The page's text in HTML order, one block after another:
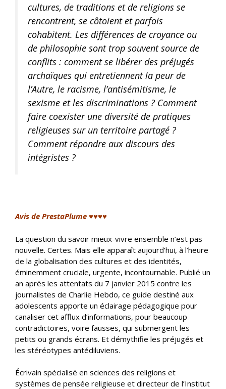
cultures, de traditions et de religions se
rencontrent, se côtoient et parfois
cohabitent. Les différences de croyance ou
de philosophie sont trop souvent source de
conflits : comment se libérer des préjugés
archaïques qui entretiennent la peur de
l’Autre, le racisme, l’antisémitisme, le
sexisme et les discriminations ? Comment
faire coexister une diversité de pratiques
religieuses sur un territoire partagé ?
Comment répondre aux discours des
intégristes ?
Avis de PrestaPlume ♥♥♥♥
La question du savoir mieux-vivre ensemble n’est pas
nouvelle. Certes. Mais elle apparaît aujourd’hui, à l’heure
de la globalisation des cultures et des identités,
éminemment cruciale, urgente, incontournable. Publié un
an après les attentats du 7 janvier 2015 contre les
journalistes de Charlie Hebdo, ce guide destiné aux
adolescents apporte un éclairage pédagogique pour
canaliser cet afflux d’informations, pour beaucoup
contradictoires, voire fausses, qui submergent les
petits ou grands écrans. Et démythifie les préjugés et
les stéréotypes antédiluviens.
Écrivain spécialisé en sciences des religions et
systèmes de pensée religieuse et directeur de l’Institut